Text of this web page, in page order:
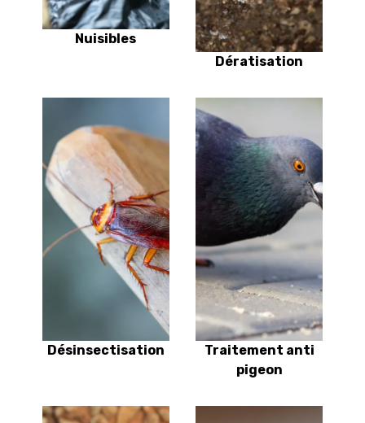
Nuisibles
Dératisation
Désinsectisation
Traitement anti
pigeon